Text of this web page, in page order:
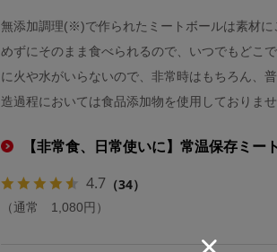
無添加調理(※)で作られたミートボールは素材
めずにそのまま食べられるので、いつでもどこ
に火や水がいらないので、非常時はもちろん、
造過程においては食品添加物を使用しておりませ
【非常食、日常使いに】常温保存ミー
4.7 （34）
（通常 1,080円）